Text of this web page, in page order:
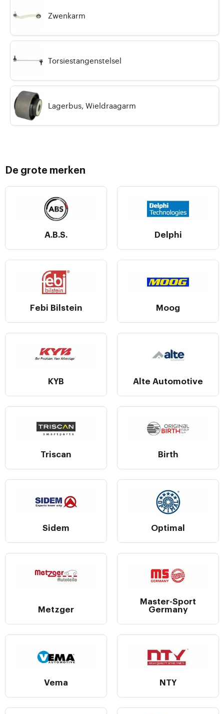
Zwenkarm
Torsiestangenstelsel
Lagerbus, Wieldraagarm
De grote merken
A.B.S. Delphi
Febi Bilstein Moog
KYB Alte Automotive
Triscan Birth
Sidem Optimal
Metzger
Master-Sport
Germany
Vema NTY